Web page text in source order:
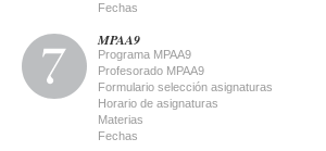
Fechas
MPAA9
Programa MPAA9
Profesorado MPAA9
Formulario selección asignaturas
Horario de asignaturas
Materias
Fechas